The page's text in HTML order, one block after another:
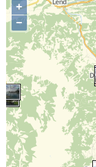
+
−